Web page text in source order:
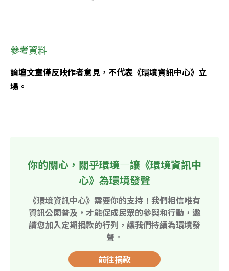
參考資料
論壇文章僅反映作者意見，不代表《環境資訊中心》立
場。
你的關心，關乎環境—讓《環境資訊中
心》為環境發聲
《環境資訊中心》需要你的支持！我們相信唯有
資訊公開普及，才能促成民眾的參與和行動，邀
請您加入定期捐款的行列，讓我們持續為環境發
聲。
前往捐款